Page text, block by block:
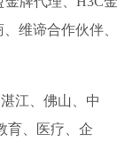
维谛合作伙伴、
江、佛山、中
育、医疗、企